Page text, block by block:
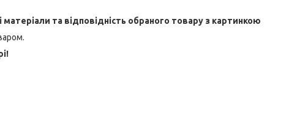
матеріали та відповідність обраного товару з картинкою